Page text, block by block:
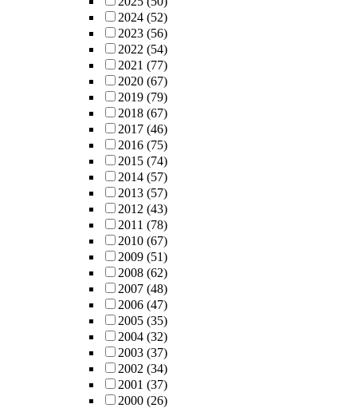
2024 (52)
2023 (56)
2022 (54)
2021 (77)
2020 (67)
2019 (79)
2018 (67)
2017 (46)
2016 (75)
2015 (74)
2014 (57)
2013 (57)
2012 (43)
2011 (78)
2010 (67)
2009 (51)
2008 (62)
2007 (48)
2006 (47)
2005 (35)
2004 (32)
2003 (37)
2002 (34)
2001 (37)
2000 (26)